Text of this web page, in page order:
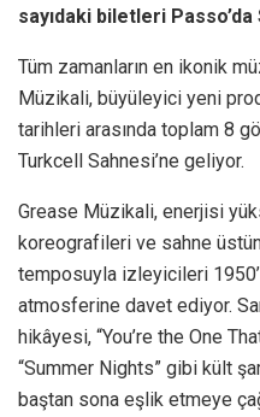
sayıdaki biletleri Passo’da
Tüm zamanların en ikonik
Müzikali, büyüleyici yeni
tarihleri arasında toplam 8
Turkcell Sahnesi’ne geliyor.
Grease Müzikali, enerjisi
koreografileri ve sahne
temposuyla izleyicileri
atmosferine davet ediyor.
hikâyesi, “You’re the One
“Summer Nights” gibi kült
baştan sona eşlik etmeye